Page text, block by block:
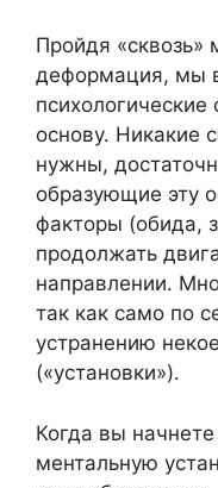
Пройдя «сквозь»
деформация, мы
основу. Никакие
нужны,
образующие эту
факторы (обида,
продолжать
направлении.
так как само по
устранению
(«установки»).
Когда вы
ментальную